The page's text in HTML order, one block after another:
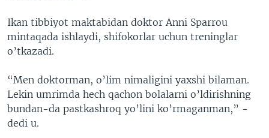
Ikan tibbiyot maktabidan doktor Anni Sparrou
mintaqada ishlaydi, shifokorlar uchun treninglar
o’tkazadi.
“Men doktorman, o’lim nimaligini yaxshi bilaman.
Lekin umrimda hech qachon bolalarni o’ldirishning
bundan-da pastkashroq yo’lini ko’rmaganman,” -
dedi u.